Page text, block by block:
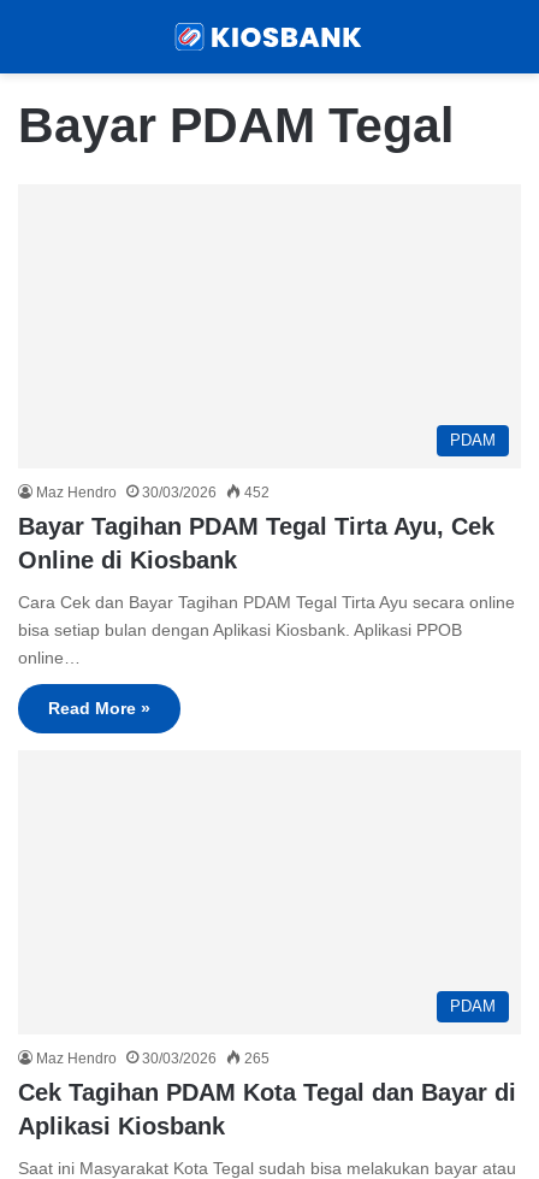
Bayar PDAM Tegal
PDAM
Maz Hendro 30/03/2026 452
Bayar Tagihan PDAM Tegal Tirta Ayu, Cek
Online di Kiosbank
Cara Cek dan Bayar Tagihan PDAM Tegal Tirta Ayu secara online
bisa setiap bulan dengan Aplikasi Kiosbank. Aplikasi PPOB
online…
Read More »
PDAM
Maz Hendro 30/03/2026 265
Cek Tagihan PDAM Kota Tegal dan Bayar di
Aplikasi Kiosbank
Saat ini Masyarakat Kota Tegal sudah bisa melakukan bayar atau